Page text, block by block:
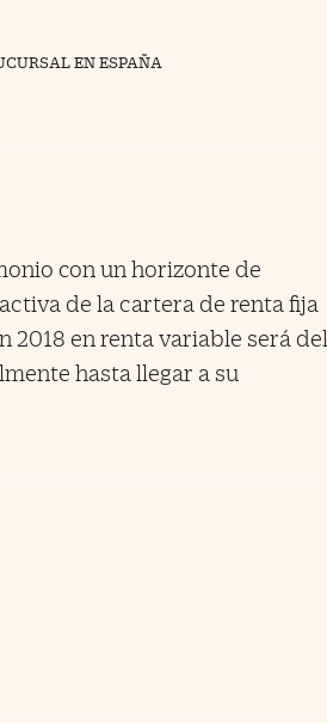
EN ESPAÑA
con un horizonte de
de la cartera de renta fija
2018 en renta variable será del
hasta llegar a su